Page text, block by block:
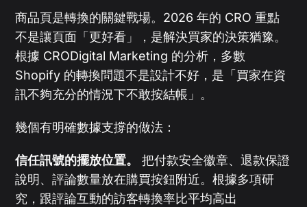
商品頁是轉換的關鍵戰場。2026 年的 CRO 重點
不是讓頁面「更好看」，是解決買家的決策猶豫。
根據 CRODigital Marketing 的分析，多數
Shopify 的轉換問題不是設計不好，是「買家在資
訊不夠充分的情況下不敢按結帳」。
幾個有明確數據支撐的做法：
信任訊號的擺放位置。
把付款安全徽章、退款保證
說明、評論數量放在購買按鈕附近。根據多項研
究，跟評論互動的訪客轉換率比平均高出